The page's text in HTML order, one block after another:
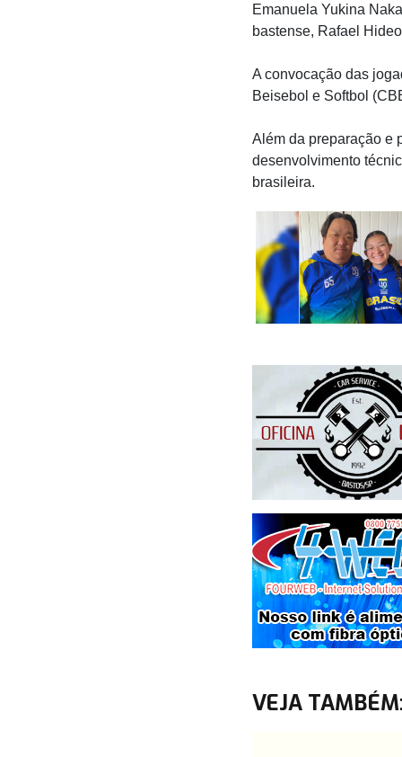
Emanuela Yukina
bastense, Rafael
A convocação das
Beisebol e Softbol
Além da preparação e
desenvolvimento
brasileira.
VEJA